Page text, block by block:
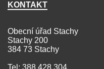
KONTAKT
Obecní úřad Stachy
Stachy 200
384 73 Stachy
Tel: 388 428 304